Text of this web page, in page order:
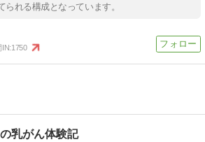
れる構成となっています。
IN:1750
乳がん体験記